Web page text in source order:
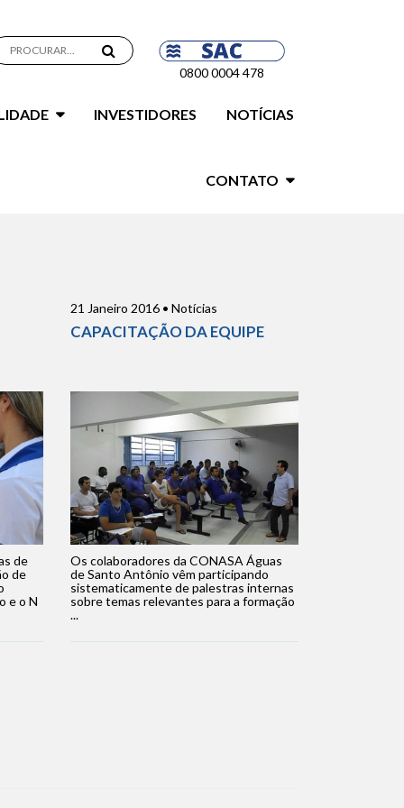
0800 0004 478
INVESTIDORES NOTÍCIAS
CONTATO
de
de
e o N
21 Janeiro 2016 • Notícias
CAPACITAÇÃO DA EQUIPE
Os colaboradores da CONASA Águas
de Santo Antônio vêm participando
sistematicamente de palestras internas
sobre temas relevantes para a formação
...